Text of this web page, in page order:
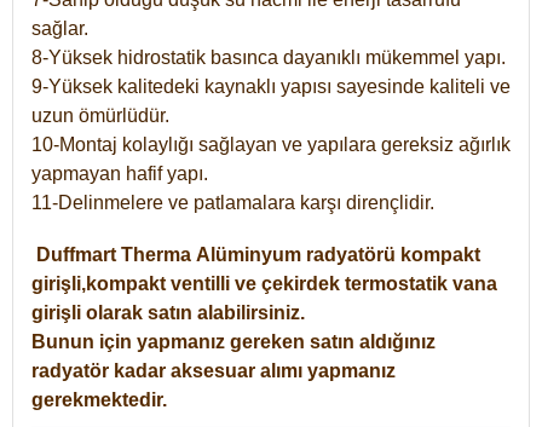
sağlar.
8-Yüksek hidrostatik basınca dayanıklı mükemmel yapı.
9-Yüksek kalitedeki kaynaklı yapısı sayesinde kaliteli ve
uzun ömürlüdür.
10-Montaj kolaylığı sağlayan ve yapılara gereksiz ağırlık
yapmayan hafif yapı.
11-Delinmelere ve patlamalara karşı dirençlidir.
Duffmart Therma Alüminyum radyatörü kompakt
girişli,kompakt ventilli ve çekirdek termostatik vana
girişli olarak satın alabilirsiniz.
Bunun için yapmanız gereken satın aldığınız
radyatör kadar aksesuar alımı yapmanız
gerekmektedir.